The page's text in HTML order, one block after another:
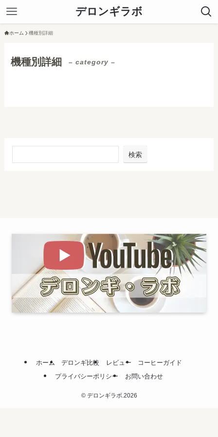
デロンギラボ
ホーム 機種別詳細
機種別詳細 – category –
検索
ホーム デロンギ比較 レビュー
コーヒーガイド
プライバシーポリシー
お問い合わせ
©デロンギラボ.2026